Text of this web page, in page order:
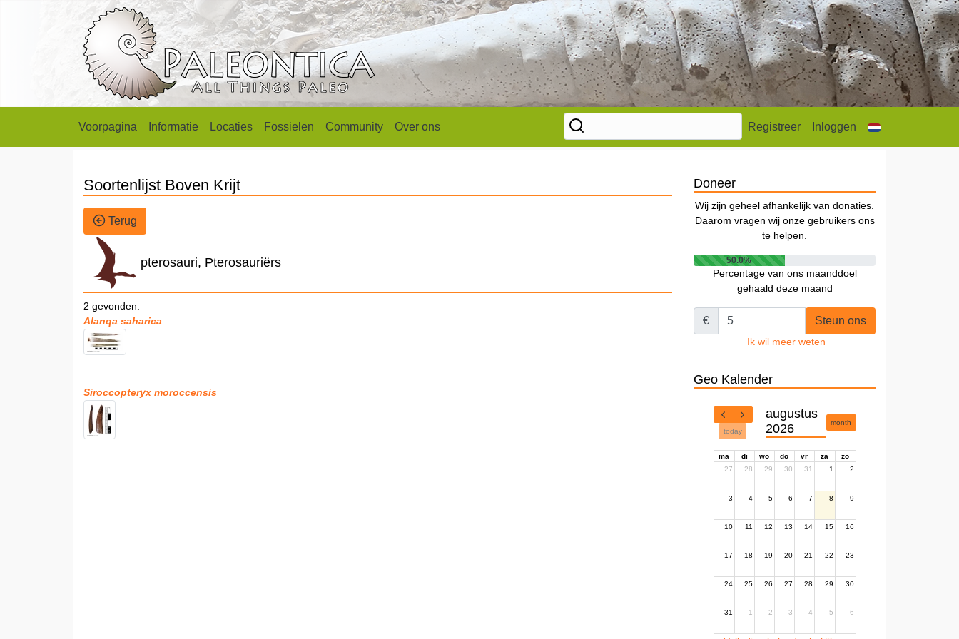
Voorpagina Informatie Locaties Fossielen Community Over ons Registreer Inloggen
Soortenlijst Boven Krijt
Terug
pterosauri, Pterosauriërs
2 gevonden.
Alanqa saharica
Siroccopteryx moroccensis
Doneer
Wij zijn geheel afhankelijk van donaties.
Daarom vragen wij onze gebruikers ons
te helpen.
50.0%
Percentage van ons maanddoel
gehaald deze maand
€ Steun ons
Ik wil meer weten
Geo Kalender
today
augustus
2026
month
ma di wo do vr za
zo
27
28 29 30 31 1 2
3 4 5 6 7 8 9
10 11 12 13 14 15 16
17 18 19 20 21 22 23
24 25 26 27 28 29 30
31 1 2 3 4 5 6